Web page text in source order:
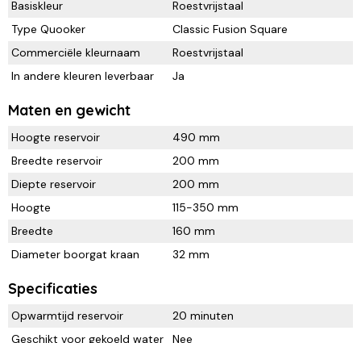
Basiskleur
Roestvrijstaal
Type Quooker
Classic Fusion Square
Commerciële kleurnaam
Roestvrijstaal
In andere kleuren leverbaar
Ja
Maten en gewicht
Hoogte reservoir
490 mm
Breedte reservoir
200 mm
Diepte reservoir
200 mm
Hoogte
115-350 mm
Breedte
160 mm
Diameter boorgat kraan
32 mm
Specificaties
Opwarmtijd reservoir
20 minuten
Geschikt voor gekoeld water
Nee